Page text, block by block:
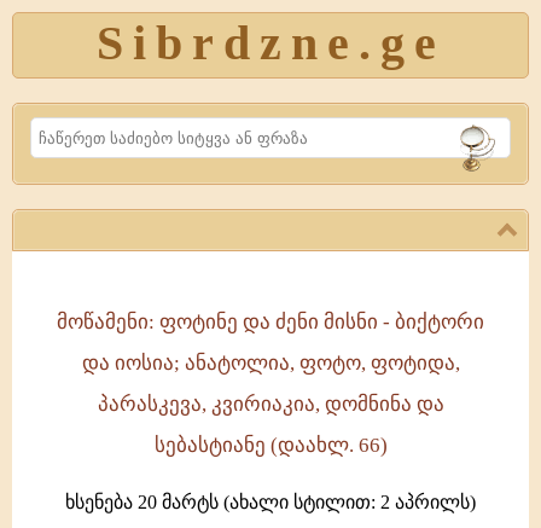
Sibrdzne.ge
Search
მოწამენი:
ფოტინე
ბიქტორი
მოწამენი: ფოტინე და ძენი მისნი - ბიქტორი
და იოსია; ანატოლია, ფოტო, ფოტიდა,
პარასკევა, კვირიაკია, დომნინა და
სებასტიანე (დაახლ. 66)
ხსენება 20 მარტს (ახალი სტილით: 2 აპრილს)